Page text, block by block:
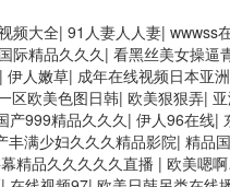
在线 亚洲成人网站在线视频
日黄色电影 精品人妻无码一
av一区 亚洲成人噜噜噜噜噜
线夜 在线日韩欧美色网站综
年国产精品 91国产99一区 国
区蜜臀 亚洲精品国偷拍自产
麻豆91国产在线观看一区 久
91麻豆VA国产 国产精品乱码
频大全| 91人妻人人妻| wwwss
国际精品久久久| 看黑丝美女操逼
| 伊人嫩草| 成年在线视频日本亚
区欧美色图日韩| 欧美狠狠弄|
产999精品久久久| 伊人96在线|
丰满少妇久久久精品影院| 精品
精品久久久久久直播 | 欧美嗯